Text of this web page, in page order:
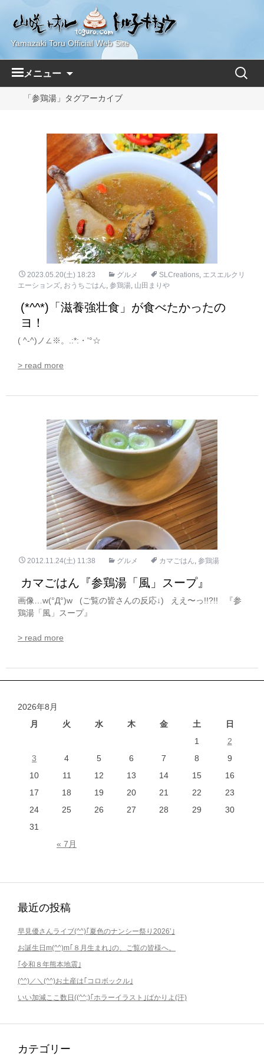
Yamazaki Toru Official Web Site
メニュー
テ
へ
ス
キ
プ
検
「参鶏湯」タグアーカイブ
2023.05.20(土) 18:23 グルメ SLCreations, エスエルクリ
エーションズ, おうちごはん, 参鶏湯, 山田まりや
(*^^*)「滋養強壮食」が食べたかったの
ヨ！
( ^-^)ノ∠※。.:*:・'°☆
> read more
2012.11.24(土) 11:38 グルメ カマごはん, 参鶏湯
カマごはん『参鶏湯「風」スープ』
画像…w(°Д°)w (ご覧の皆さんの反応↓) ええ〜っ!!?!! 『参
鶏湯「風」スープ』
> read more
2026年8月
月
火 水 木 金 土 日
« 7月
1
2
3
4 5 6 7 8
9
10
11 12 13 14 15
16
17
18 19 20 21 22
23
24
25 26 27 28 29
30
31
最近の投稿
早見優さんライブ(^^)｢夏色のナンシー祭り2026’｣
お誕生日m(^^)m｢８月生まれ｣の、ご覧の皆様へ。
｢令和８年熊本地震｣
(^^)／＼(^^)お土産は｢コロボックル｣
いい加減ここ数日((^^;)｢ホラーイラスト｣ばかりよ(汗)
カテゴリー